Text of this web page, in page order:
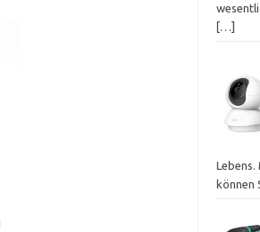
[…]
Lebens.
können